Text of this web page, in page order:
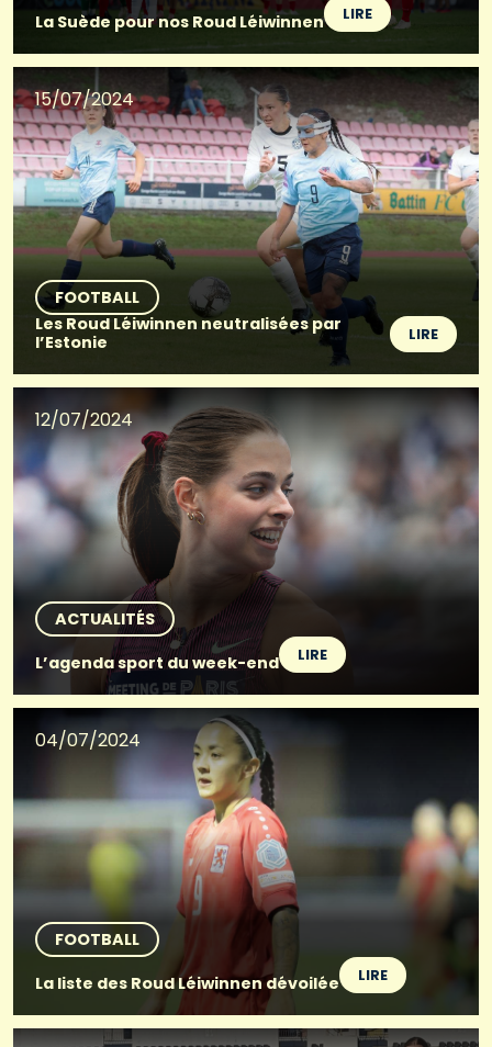
La Suède pour nos Roud Léiwinnen
LIRE
15/07/2024
FOOTBALL
Les Roud Léiwinnen neutralisées par
l’Estonie
LIRE
12/07/2024
ACTUALITÉS
L’agenda sport du week-end
LIRE
04/07/2024
FOOTBALL
La liste des Roud Léiwinnen dévoilée
LIRE